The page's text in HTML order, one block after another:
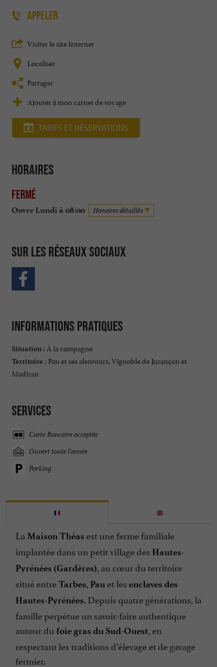
APPELER
Visiter le site Internet
Localiser
Partager
Ajouter à mon carnet de voyage
TARIFS ET RÉSERVATIONS
Horaires
Fermé
Ouvre Lundi à 08:00 Horaires détaillés
Sur les réseaux sociaux
Informations pratiques
Situation : À la campagne
Territoire : Pau et ses alentours, Vignoble de Jurançon et
Madiran
Services
Carte Bancaire acceptée
Ouvert toute l'année
Parking
La Maison Théas est une ferme familiale
implantée dans un petit village des Hautes-
Pyrénées (Gardères), au cœur du territoire
situé entreTarbes, Pau et les enclaves des
Hautes-Pyrénées. Depuis quatre générations, la
famille perpétue un savoir-faire authentique
autour du foie gras du Sud-Ouest, en
respectant les traditions d’élevage et de gavage
fermier.